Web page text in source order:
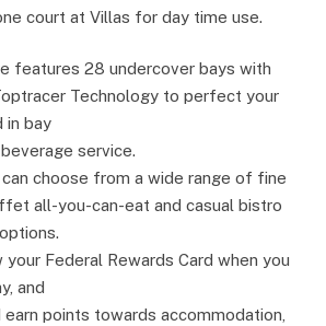
court at Villas for day time use.
features 28 undercover bays with
Technology to perfect your
in bay
service.
choose from a wide range of fine
all-you-can-eat and casual bistro
your Federal Rewards Card when you
and
earn points towards accommodation,